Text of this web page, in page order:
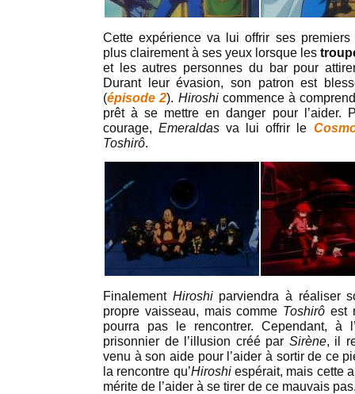
Cette expérience va lui offrir ses
plus clairement à ses yeux lorsque les
et les autres personnes du bar pour
Durant leur évasion, son patron est
(épisode 2). Hiroshi commence à
prêt à se mettre en danger pour l’aider.
courage,Emeraldasva lui offrir le
Toshirô.
Finalement Hiroshiparviendra à réaliser
propre vaisseau, mais comme Toshirô est
pourra pas le rencontrer. Cependant, à
prisonnier de l’illusion créé par Sirène, il
venu à son aide pour l’aider à sortir de ce
la rencontre qu’Hiroshiespérait, mais cette
mérite de l’aider à se tirer de ce mauvais